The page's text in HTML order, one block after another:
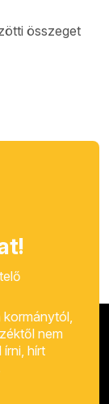
összeget
kormánytól,
nem
hírt